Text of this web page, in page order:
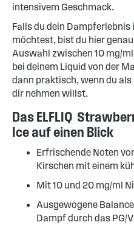
intensivem Geschmack.
Falls du dein
möchtest, bist du hier
Auswahl zwischen 10 mg/
bei deinem Liquid von der
dann praktisch, wenn du
dir nehmen willst.
Das ELFLIQ
Ice auf einen Blick
Erfrischende Noten
Kirschen mit einem
Mit 10 und 20 mg/ml
Ausgewogene
Dampf durch das PG/